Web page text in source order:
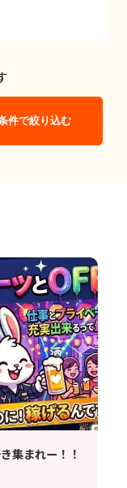
件で絞り込む
集まれー！！